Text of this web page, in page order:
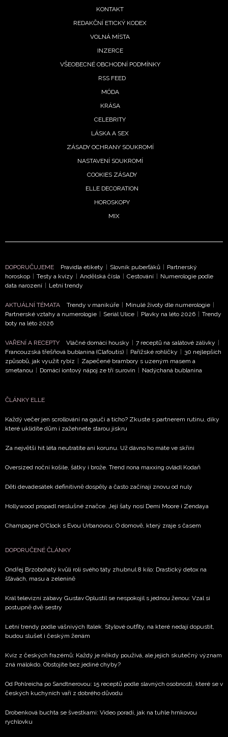
ODESLAT
Přihlášením k newsletteru souhlasíte sObchodními
podmínkami společnosti BurdaMedia Extra s.r.o.a
potvrzujete, že jste se seznámili se
ochrany soukromí - BurdaMedia Extra s.r.o. bude s
Vašimi údaji pracovat zejména k organizaci a
vyhodnocení akce a zasílání novinek.
soukromí BurdaMedia Extra s.r.o. , zaškrtněte toto pole.
KONTAKT
REDAKČNÍ ETICKÝ KODEX
VOLNÁ MÍSTA
INZERCE
VŠEOBECNÉ OBCHODNÍ PODMÍNKY
RSS FEED
MÓDA
KRÁSA
CELEBRITY
LÁSKA A SEX
ZÁSADY OCHRANY SOUKROMÍ
NASTAVENÍ SOUKROMÍ
COOKIES ZÁSADY
ELLE DECORATION
HOROSKOPY
MIX
DOPORUČUJEME Pravidla etikety | Slovník puberťáků | Partnerský
horoskop | Testy a kvízy | Andělská čísla | Cestování | Numerologie podle
data narození | Letní trendy
AKTUÁLNÍ TÉMATA Trendy v manikúře | Minulé životy dle numerologie |
Partnerské vztahy a numerologie | Seriál Ulice | Plavky na léto 2026 | Trendy
boty na léto 2026
VAŘENÍ A RECEPTY Vláčné domácí housky | 7 receptů na salátové zálivky |
Francouzská třešňová bublanina (Clafoutis) | Pařížské rohlíčky | 30 nejlepších
způsobů, jak využít rybíz | Zapečené brambory s uzeným masem a
smetanou | Domácí iontový nápoj ze tří surovin | Nadýchaná bublanina
ČLÁNKY ELLE
Každý večer jen scrollování na gauči a ticho? Zkuste s partnerem rutinu, díky
které uklidíte dům i zažehnete starou jiskru
Za největší hit léta neutratíte ani korunu. Už dávno ho máte ve skříni
Oversized noční košile, šátky i brože. Trend nona maxxing ovládl Kodaň
Děti devadesátek definitivně dospěly a často začínají znovu od nuly
Hollywood propadl neslušné značce. Její šaty nosí Demi Moore i Zendaya
Champagne O'Clock s Evou Urbanovou: O domově, který zraje s časem
DOPORUČENÉ ČLÁNKY
Ondřej Brzobohatý kvůli roli svého táty zhubnul 8 kilo: Drastický detox na
šťávách, masu a zelenině
Král televizní zábavy Gustav Oplustil se nespokojil s jednou ženou: Vzal si
postupně dvě sestry
Letní trendy podle vášnivých Italek. Stylové outfity, na které nedají dopustit,
budou slušet i českým ženám
Kvíz z českých frazémů: Každý je někdy používá, ale jejich skutečný význam
zná málokdo. Obstojíte bez jediné chyby?
Od Pohlreicha po Sandtnerovou: 15 receptů podle slavných osobností, které se v
českých kuchyních vaří z dobrého důvodu
Drobenková buchta se švestkami: Video poradí, jak na tuhle hrnkovou
rychlovku